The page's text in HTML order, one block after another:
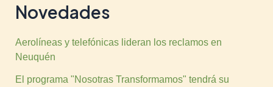
Novedades
Aerolíneas y telefónicas lideran los reclamos en
Neuquén
El programa "Nosotras Transformamos" tendrá su